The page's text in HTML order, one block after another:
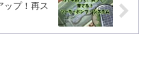
ップ！再ス